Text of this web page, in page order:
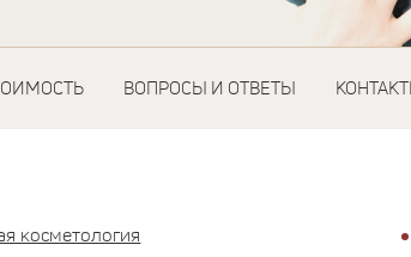
ВОПРОСЫ И ОТВЕТЫ
косметология